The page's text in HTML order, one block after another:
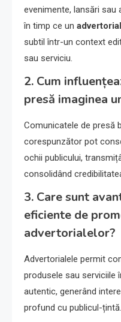
evenimente, lansări sau
în timp ce un advertorial
subtil într-un context
sau serviciu.
2. Cum
presă imaginea
Comunicatele de presă
corespunzător pot
ochii publicului,
consolidând
3. Care sunt
eficiente de
advertorialelor?
Advertorialele permit
produsele sau serviciile
autentic, generând
profund cu publicul-țintă.